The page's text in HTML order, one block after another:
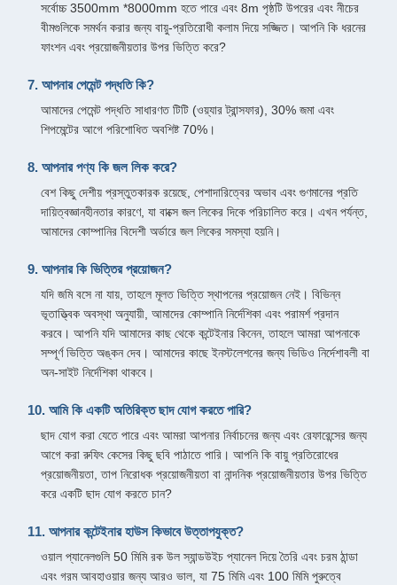
সর্বোচ্চ 3500mm *8000mm হতে পারে এবং 8m পৃষ্ঠটি উপরের এবং নীচের
বীমগুলিকে সমর্থন করার জন্য বায়ু-প্রতিরোধী কলাম দিয়ে সজ্জিত। আপনি কি ধরনের
ফাংশন এবং প্রয়োজনীয়তার উপর ভিত্তি করে?
7. আপনার পেমেন্ট পদ্ধতি কি?
আমাদের পেমেন্ট পদ্ধতি সাধারণত টিটি (ওয়্যার ট্রান্সফার), 30% জমা এবং
শিপমেন্টের আগে পরিশোধিত অবশিষ্ট 70%।
8. আপনার পণ্য কি জল লিক করে?
বেশ কিছু দেশীয় প্রস্তুতকারক রয়েছে, পেশাদারিত্বের অভাব এবং গুণমানের প্রতি
দায়িত্বজ্ঞানহীনতার কারণে, যা বাক্সে জল লিকের দিকে পরিচালিত করে। এখন পর্যন্ত,
আমাদের কোম্পানির বিদেশী অর্ডারে জল লিকের সমস্যা হয়নি।
9. আপনার কি ভিত্তির প্রয়োজন?
যদি জমি বসে না যায়, তাহলে মূলত ভিত্তি স্থাপনের প্রয়োজন নেই। বিভিন্ন
ভূতাত্ত্বিক অবস্থা অনুযায়ী, আমাদের কোম্পানি নির্দেশিকা এবং পরামর্শ প্রদান
করবে। আপনি যদি আমাদের কাছ থেকে কন্টেইনার কিনেন, তাহলে আমরা আপনাকে
সম্পূর্ণ ভিত্তি অঙ্কন দেব। আমাদের কাছে ইনস্টলেশনের জন্য ভিডিও নির্দেশাবলী বা
অন-সাইট নির্দেশিকা থাকবে।
10. আমি কি একটি অতিরিক্ত ছাদ যোগ করতে পারি?
ছাদ যোগ করা যেতে পারে এবং আমরা আপনার নির্বাচনের জন্য এবং রেফারেন্সের জন্য
আগে করা রুফিং কেসের কিছু ছবি পাঠাতে পারি। আপনি কি বায়ু প্রতিরোধের
প্রয়োজনীয়তা, তাপ নিরোধক প্রয়োজনীয়তা বা নান্দনিক প্রয়োজনীয়তার উপর ভিত্তি
করে একটি ছাদ যোগ করতে চান?
11. আপনার কন্টেইনার হাউস কিভাবে উত্তাপযুক্ত?
ওয়াল প্যানেলগুলি 50 মিমি রক উল স্যান্ডউইচ প্যানেল দিয়ে তৈরি এবং চরম ঠান্ডা
এবং গরম আবহাওয়ার জন্য আরও ভাল, যা 75 মিমি এবং 100 মিমি পুরুত্বে